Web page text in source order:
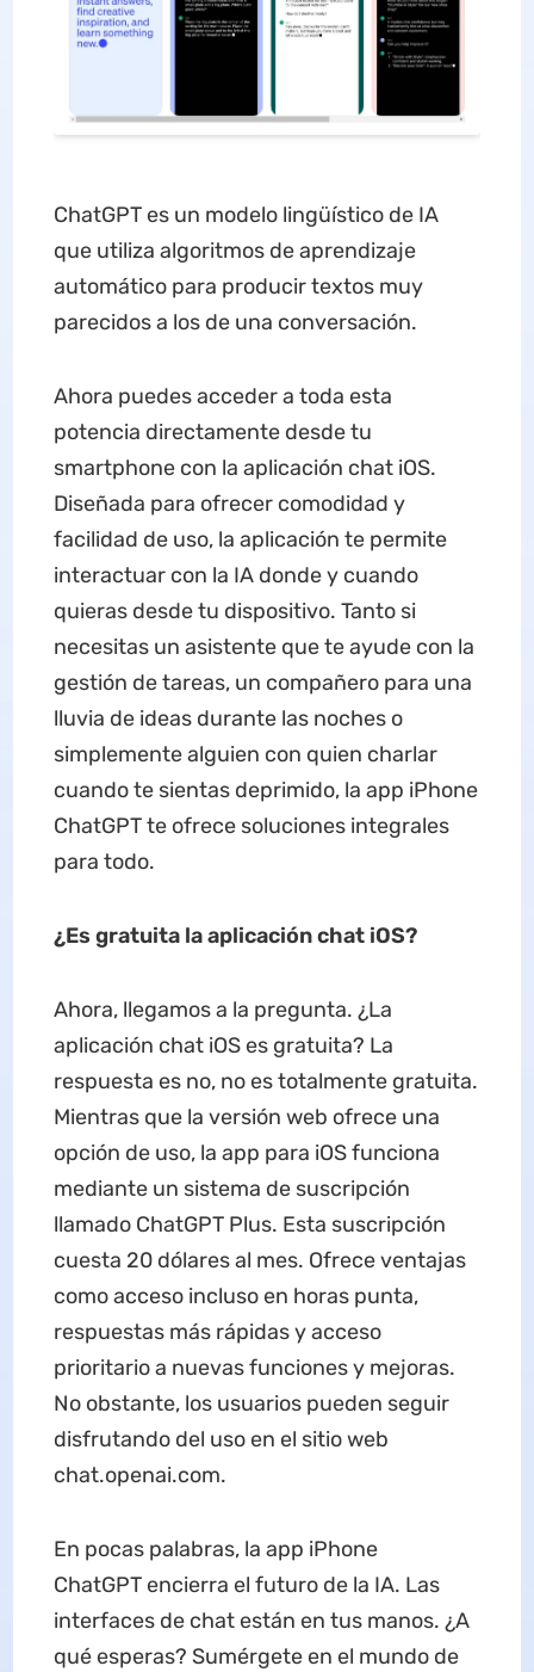
ChatGPT es un modelo lingüístico de IA
que utiliza algoritmos de aprendizaje
automático para producir textos muy
parecidos a los de una conversación.
Ahora puedes acceder a toda esta
potencia directamente desde tu
smartphone con la aplicación chat iOS.
Diseñada para ofrecer comodidad y
facilidad de uso, la aplicación te permite
interactuar con la IA donde y cuando
quieras desde tu dispositivo. Tanto si
necesitas un asistente que te ayude con la
gestión de tareas, un compañero para una
lluvia de ideas durante las noches o
simplemente alguien con quien charlar
cuando te sientas deprimido, la app iPhone
ChatGPT te ofrece soluciones integrales
para todo.
¿Es gratuita la aplicaciónchat iOS?
Ahora, llegamos a la pregunta. ¿La
aplicación chat iOS es gratuita? La
respuesta es no, no es totalmente gratuita.
Mientras que la versión web ofrece una
opción de uso, la app para iOS funciona
mediante un sistema de suscripción
llamado ChatGPT Plus. Esta suscripción
cuesta 20 dólares al mes. Ofrece ventajas
como acceso incluso en horas punta,
respuestas más rápidas y acceso
prioritario a nuevas funciones y mejoras.
No obstante, los usuarios pueden seguir
disfrutando del uso en el sitio web
chat.openai.com.
En pocas palabras, la app iPhone
ChatGPT encierra el futuro de la IA. Las
interfaces de chat están en tus manos. ¿A
qué esperas? Sumérgete en el mundo de